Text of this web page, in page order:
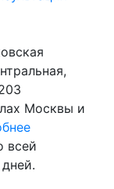
Москвы и
всей